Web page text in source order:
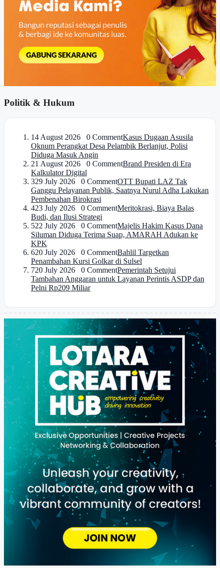
Politik & Hukum
14 August 2026 0 CommentKasus Dugaan Asusila
Oknum Perangkat Desa Pelambik Berlanjut, Polisi
Diduga Masuk Angin
21 August 2026 0 CommentBrand Presiden di Era
Kalkulator Digital
329 July 2026 0 CommentOTT Bupati LAZ Tak
Ganggu Pelayanan Publik, Saatnya Nurul Adha Lakukan
Pembenahan Birokrasi
423 July 2026 0 CommentMeritokrasi, Biaya Balas
Budi, dan Ilusi Strategi
522 July 2026 0 CommentMajelis Hakim Kasus Dana
Siluman Diduga Terima Suap, AMARAH Adukan ke
KPK
620 July 2026 0 CommentBahlil Targetkan
Penambahan Kursi Golkar di Sulsel
720 July 2026 0 CommentPemerintah Setujui
Tambahan Anggaran untuk Layanan Perintis ASDP dan
Pelni Rp209 Miliar